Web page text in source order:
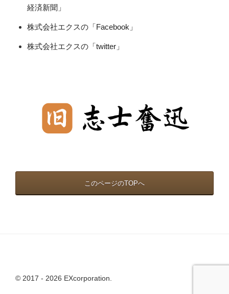
経済新聞」
株式会社エクスの「Facebook」
株式会社エクスの「twitter」
このページのTOPへ
© 2017 - 2026 EXcorporation.